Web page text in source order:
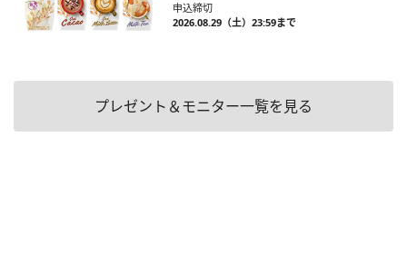
申込締切
2026.08.29（土）23:59まで
プレゼント＆モニター一覧を見る